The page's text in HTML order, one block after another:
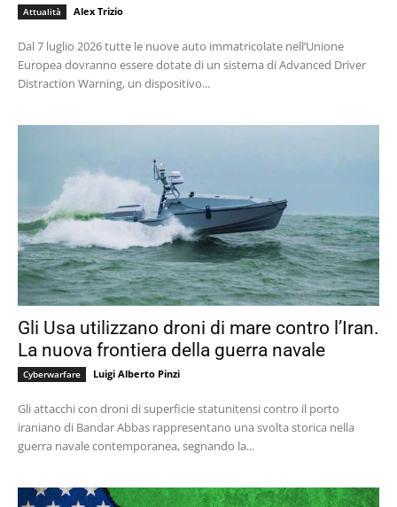
Attualità Alex Trizio
Dal 7 luglio 2026 tutte le nuove auto immatricolate nell’Unione
Europea dovranno essere dotate di un sistema di Advanced Driver
Distraction Warning, un dispositivo...
Gli Usa utilizzano droni di mare contro l’Iran.
La nuova frontiera della guerra navale
Cyberwarfare Luigi Alberto Pinzi
Gli attacchi con droni di superficie statunitensi contro il porto
iraniano di Bandar Abbas rappresentano una svolta storica nella
guerra navale contemporanea, segnando la...